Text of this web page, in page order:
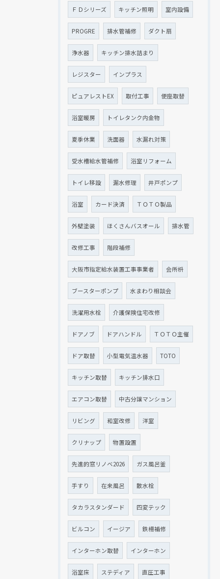
ＦＤシリーズ キッチン照明 室内設備
PROGRE 排水管補修 ダクト扇
浄水器 キッチン排水詰まり
レジスター インプラス
ピュアレストEX 取付工事 便座取替
浴室暖房 トイレタンク内金物
夏季休業 洗面器 水漏れ対策
受水槽給水管補修 浴室リフォーム
トイレ移設 漏水修理 井戸ポンプ
浴室 カード決済 ＴＯＴＯ製品
外壁塗装 ほくさんバスオール 排水管
改修工事 階段補修
大阪市指定給水装置工事事業者 会所枡
ブースターポンプ 水まわり相談会
洗濯用水栓 介護保険住宅改修
ドアノブ ドアハンドル ＴＯＴＯ主催
ドア取替 小型電気温水器 TOTO
キッチン取替 キッチン排水口
エアコン取替 中古分譲マンション
リビング 和室改修 洋室
クリナップ 物置設置
先進的窓リノベ2026 ガス風呂釜
手すり 在来風呂 散水栓
タカラスタンダード 四変テック
ビルコン イージア 鉄柵補修
インターホン取替 インターホン
浴室床 ステディア 直圧工事